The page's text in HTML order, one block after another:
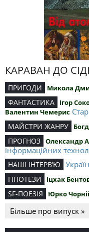
КАРАВАН ДО
ПРИГОДИ Микола
ФАНТАСТИКА Ігор
Валентин Чемерис
МАЙСТРИ ЖАНРУ
ПРОГНОЗ Олександр
інформаційних
НАШІ ІНТЕРВ’Ю
ГІПОТЕЗИ Іцхак
SF-ПОЕЗІЯ Юрко
Більше про випуск »